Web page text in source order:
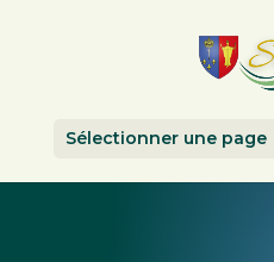
Sélectionner une page